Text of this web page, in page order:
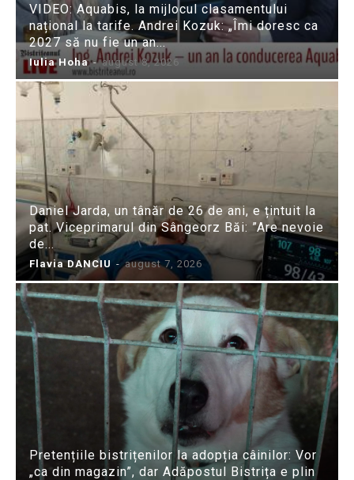
VIDEO: Aquabis, la mijlocul clasamentului
național la tarife. Andrei Kozuk: „Îmi doresc ca
2027 să nu fie un an...
Iulia Hoha - august 8, 2026
Daniel Jarda, un tânăr de 26 de ani, e țintuit la
pat. Viceprimarul din Sângeorz Băi: ”Are nevoie
de...
Flavia DANCIU - august 7, 2026
Pretențiile bistrițenilor la adopția câinilor: Vor
„ca din magazin”, dar Adăpostul Bistrița e plin